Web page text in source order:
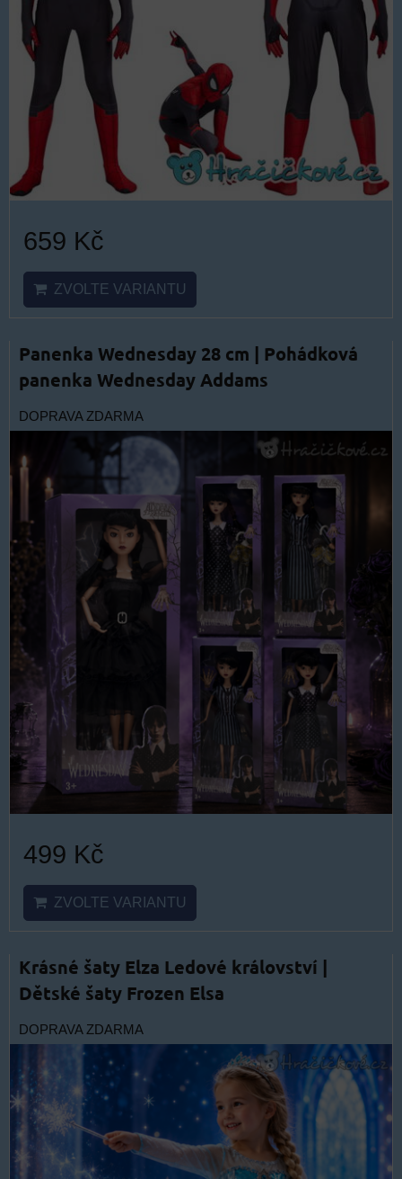
659 Kč
ZVOLTE VARIANTU
Panenka Wednesday 28 cm | Pohádková
panenka Wednesday Addams
DOPRAVA ZDARMA
499 Kč
ZVOLTE VARIANTU
Krásné šaty Elza Ledové království |
Dětské šaty Frozen Elsa
DOPRAVA ZDARMA